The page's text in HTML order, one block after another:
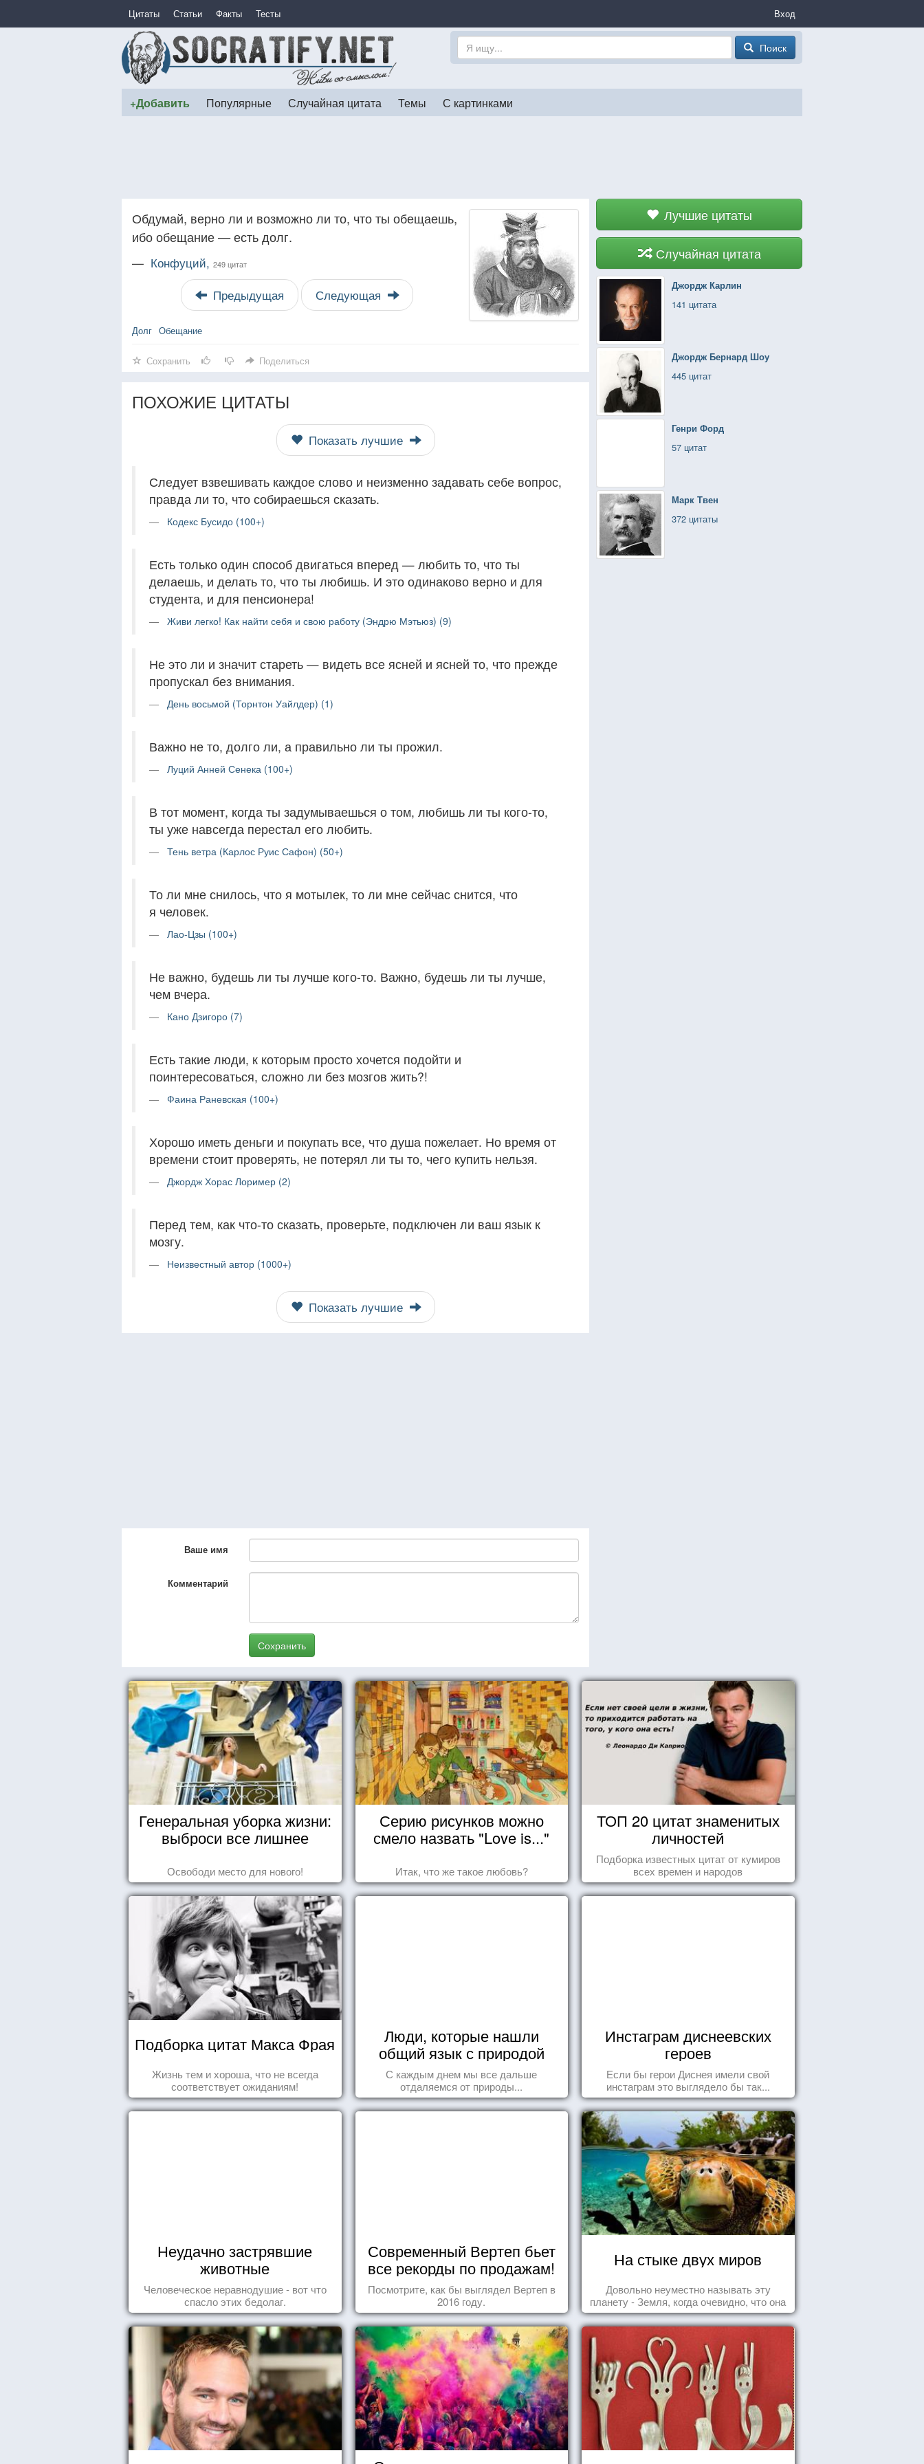
Цитаты Статьи Факты Тесты Вход
Поиск
+Добавить Популярные Случайная цитата Темы С картинками
Лучшие цитаты
Случайная цитата
Джордж Карлин
141 цитата
Джордж Бернард Шоу
445 цитат
Генри Форд
57 цитат
Марк Твен
372 цитаты
Обдумай, верно ли и возможно ли то, что ты обещаешь,
ибо обещание — есть долг.
— Конфуций, 249 цитат
Предыдущая Следующая
Долг Обещание
Сохранить Поделиться
ПОХОЖИЕ ЦИТАТЫ
Показать лучшие
Следует взвешивать каждое слово и неизменно задавать себе вопрос,
правда ли то, что собираешься сказать.
Кодекс Бусидо (100+)
Есть только один способ двигаться вперед — любить то, что ты
делаешь, и делать то, что ты любишь. И это одинаково верно и для
студента, и для пенсионера!
Живи легко! Как найти себя и свою работу (Эндрю Мэтьюз) (9)
Не это ли и значит стареть — видеть все ясней и ясней то, что прежде
пропускал без внимания.
День восьмой (Торнтон Уайлдер) (1)
Важно не то, долго ли, а правильно ли ты прожил.
Луций Анней Сенека (100+)
В тот момент, когда ты задумываешься о том, любишь ли ты кого-то,
ты уже навсегда перестал его любить.
Тень ветра (Карлос Руис Сафон) (50+)
То ли мне снилось, что я мотылек, то ли мне сейчас снится, что
я человек.
Лао-Цзы (100+)
Не важно, будешь ли ты лучше кого-то. Важно, будешь ли ты лучше,
чем вчера.
Кано Дзигоро (7)
Есть такие люди, к которым просто хочется подойти и
поинтересоваться, сложно ли без мозгов жить?!
Фаина Раневская (100+)
Хорошо иметь деньги и покупать все, что душа пожелает. Но время от
времени стоит проверять, не потерял ли ты то, чего купить нельзя.
Джордж Хорас Лоример (2)
Перед тем, как что-то сказать, проверьте, подключен ли ваш язык к
мозгу.
Неизвестный автор (1000+)
Показать лучшие
Ваше имя
Комментарий
Сохранить
Генеральная уборка жизни:
выброси все лишнее
Освободи место для нового!
Серию рисунков можно
смело назвать "Love is..."
Итак, что же такое любовь?
ТОП 20 цитат знаменитых
личностей
Подборка известных цитат от кумиров
всех времен и народов
Подборка цитат Макса Фрая
Жизнь тем и хороша, что не всегда
соответствует ожиданиям!
Люди, которые нашли
общий язык с природой
С каждым днем мы все дальше
отдаляемся от природы...
Инстаграм диснеевских
героев
Если бы герои Диснея имели свой
инстаграм это выглядело бы так...
Неудачно застрявшие
животные
Человеческое неравнодушие - вот что
спасло этих бедолаг.
Современный Вертеп бьет
все рекорды по продажам!
Посмотрите, как бы выглядел Вертеп в
2016 году.
На стыке двух миров
Довольно неуместно называть эту
планету - Земля, когда очевидно, что она
- Океан.